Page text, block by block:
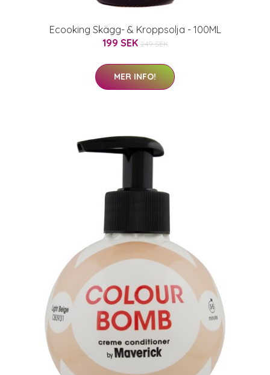
Ecooking Skägg- & Kroppsolja - 100ML
199 SEK 249 SEK
MER INFO!